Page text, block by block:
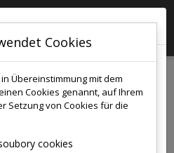
×
!!!
eshopu otevřeno

Cookies
Übereinstimmung mit dem
Cookies genannt, auf Ihrem
Setzung von Cookies für die
cookies